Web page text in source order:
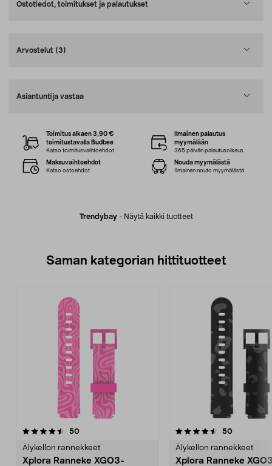
Ostotiedot, toimitukset ja palautukset
Arvostelut (3)
Asiantuntija vastaa
Trendybay- Näytä kaikki tuotteet
Toimitus alkaen 3,90 €
toimitustavalla Budbee
Katso toimitusvaihtoehdot
Ilmainen palautus
myymälään
365 päivän palautusoikeus
Maksuvaihtoehdot
Katso ostoehdot
Nouda myymälästä
Ilmainen nouto myymälästä
Saman kategorian hittituotteet
50arvostelut
Älykellon rannekkeet
Xplora Ranneke XGO3-
4.5 viidestä
50arvostelut
Älykellon rannekkeet
Xplora Ranneke
4.5 viidestä